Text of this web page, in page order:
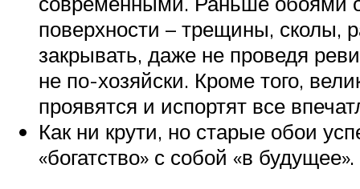
поверхности – трещины, сколы,
закрывать, даже не проведя
не по-хозяйски. Кроме того,
проявятся и испортят все
Как ни крути, но старые обои
«богатство» с собой «в будущее».